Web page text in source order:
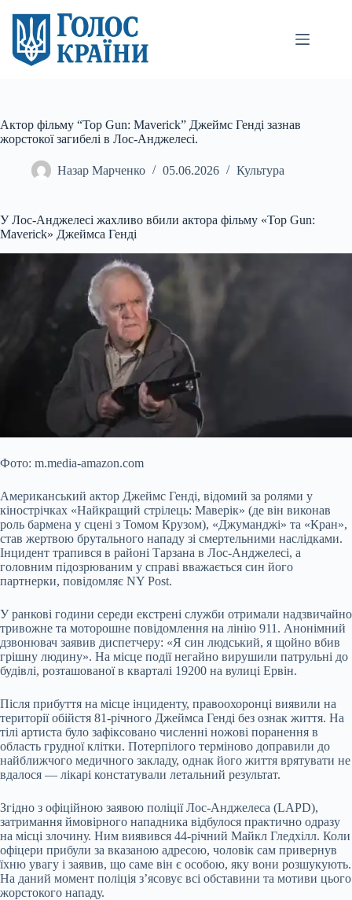
вмісту
Актор фільму “Top Gun: Maverick” Джеймс Генді зазнав
жорстокої загибелі в Лос-Анджелесі.
Назар Марченко 05.06.2026 Культура
У Лос-Анджелесі жахливо вбили актора фільму «Top Gun:
Maverick» Джеймса Генді
Фото: m.media-amazon.com
Американський актор Джеймс Генді, відомий за ролями у
кінострічках «Найкращий стрілець: Маверік» (де він виконав
роль бармена у сцені з Томом Крузом), «Джуманджі» та «Кран»,
став жертвою брутального нападу зі смертельними наслідками.
Інцидент трапився в районі Тарзана в Лос-Анджелесі, а
головним підозрюваним у справі вважається син його
партнерки, повідомляє NY Post.
У ранкові години середи екстрені служби отримали надзвичайно
тривожне та моторошне повідомлення на лінію 911. Анонімний
дзвонювач заявив диспетчеру: «Я син людський, я щойно вбив
грішну людину». На місце події негайно вирушили патрульні до
будівлі, розташованої в кварталі 19200 на вулиці Ервін.
Після прибуття на місце інциденту, правоохоронці виявили на
території обійстя 81-річного Джеймса Генді без ознак життя. На
тілі артиста було зафіксовано численні ножові поранення в
область грудної клітки. Потерпілого терміново доправили до
найближчого медичного закладу, однак його життя врятувати не
вдалося — лікарі констатували летальний результат.
Згідно з офіційною заявою поліції Лос-Анджелеса (LAPD),
затримання ймовірного нападника відбулося практично одразу
на місці злочину. Ним виявився 44-річний Майкл Гледхілл. Коли
офіцери прибули за вказаною адресою, чоловік сам привернув
їхню увагу і заявив, що саме він є особою, яку вони розшукують.
На даний момент поліція з’ясовує всі обставини та мотиви цього
жорстокого нападу.